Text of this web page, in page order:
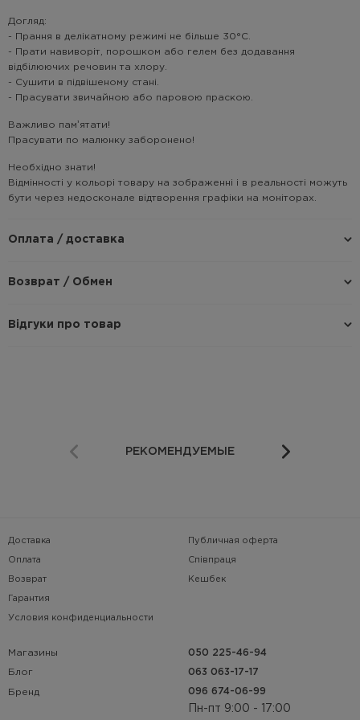
Догляд:
- Прання в делікатному режимі не більше 30°C.
- Прати навиворіт, порошком або гелем без додавання
відбілюючих речовин та хлору.
- Сушити в підвішеному стані.
- Прасувати звичайною або паровою праскою.
Важливо памʼятати!
Прасувати по малюнку заборонено!
Необхідно знати!
Відмінності у кольорі товару на зображенні і в реальності можуть
бути через недосконале відтворення графіки на моніторах.
Оплата / доставка
Возврат / Обмен
Відгуки про товар
РЕКОМЕНДУЕМЫЕ
Доставка
Оплата
Возврат
Гарантия
Условия конфиденциальности
Публичная оферта
Співпраця
Кешбек
Магазины
Блог
Бренд
050 225-46-94
063 063-17-17
096 674-06-99
Пн-пт 9:00 - 17:00